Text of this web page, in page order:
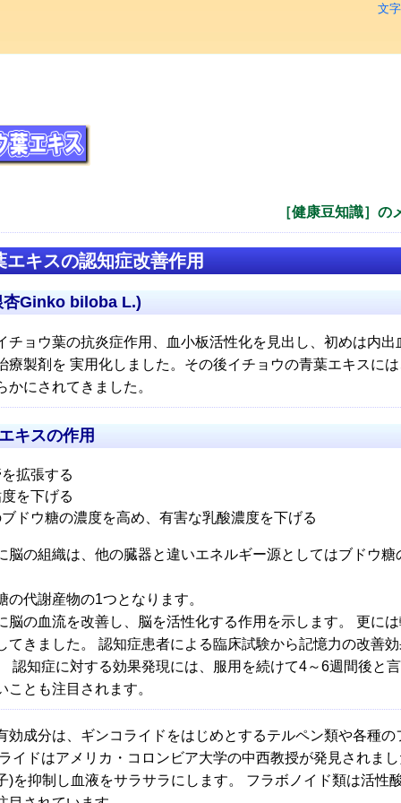
［健康豆知識］の
エキスの認知症改善作用
杏Ginko biloba L.)
チョウ葉の抗炎症作用、血小板活性化を見出し、初めは内出
療製剤を 実用化しました。その後イチョウの青葉エキスに
かにされてきました。
キスの作用
拡張する
を下げる
ドウ糖の濃度を高め、有害な乳酸濃度を下げる
脳の組織は、他の臓器と違いエネルギー源としてはブドウ糖
の代謝産物の1つとなります。
脳の血流を改善し、脳を活性化する作用を示します。 更に
てきました。 認知症患者による臨床試験から記憶力の改善
認知症に対する効果発現には、服用を続けて4～6週間後と
ことも注目されます。
効成分は、ギンコライドをはじめとするテルペン類や各種の
イドはアメリカ・コロンビア大学の中西教授が発見されま
)を抑制し血液をサラサラにします。 フラボノイド類は活性
文